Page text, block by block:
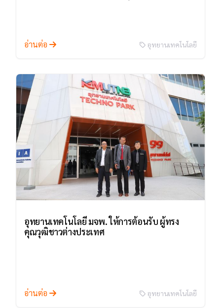
อ่านต่อ อุทยานเทคโนโลยี
อุทยานเทคโนโลยี มจพ. ให้การต้อนรับ ผู้ทรง
คุณวุฒิชาวต่างประเทศ
อ่านต่อ อุทยานเทคโนโลยี